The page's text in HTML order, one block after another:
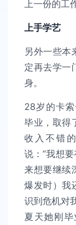
上一份的工
上手学艺
另外一些本
定再去学一
身。
28岁的卡
毕业，取得
收入不错
说：”我想
来想要继续
爆发时）我
识到危机对
夏天她刚